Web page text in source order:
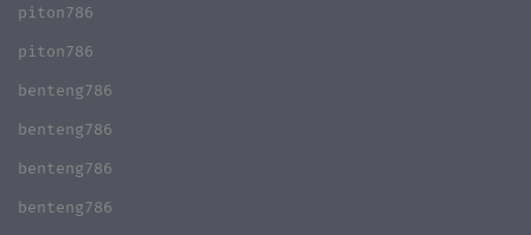
piton786
piton786
benteng786
benteng786
benteng786
benteng786